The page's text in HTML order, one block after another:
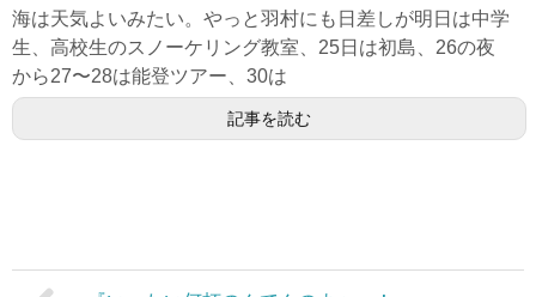
海は天気よいみたい。やっと羽村にも日差しが明日は中学
生、高校生のスノーケリング教室、25日は初島、26の夜
から27〜28は能登ツアー、30は
記事を読む